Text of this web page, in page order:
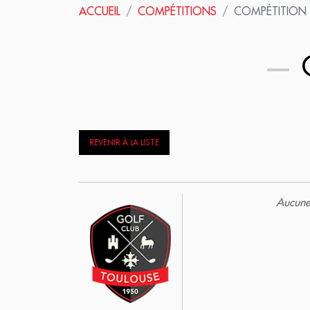
ACCUEIL COMPÉTITIONS COMPÉTITION
REVENIR À LA LISTE